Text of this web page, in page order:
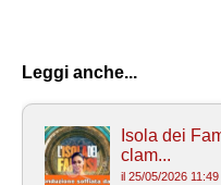
Leggi anche...
Isola dei
clam...
il 25/05/2026 11:49